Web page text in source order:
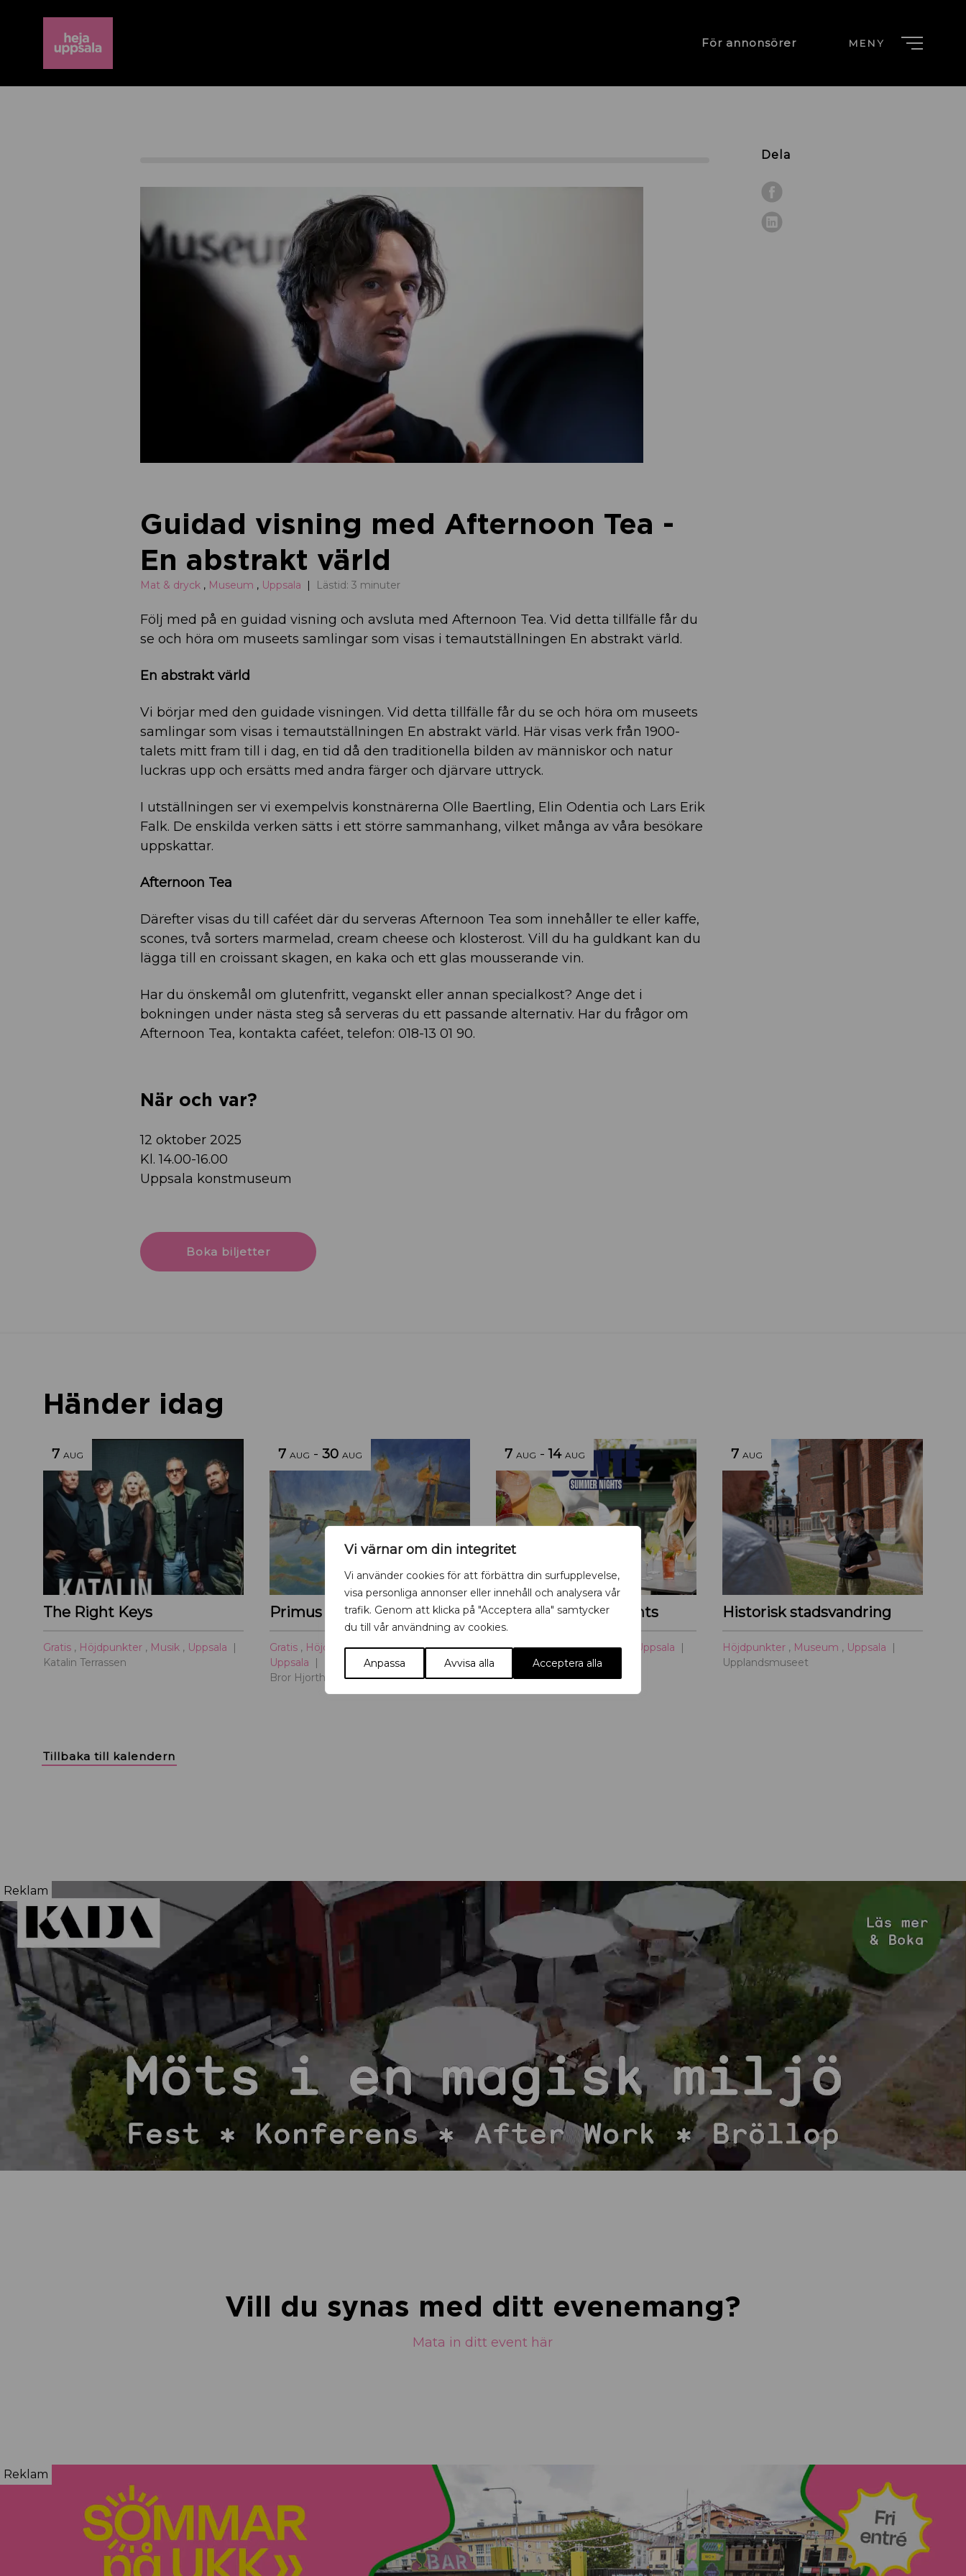
Vi värnar om din integritet
Vi använder cookies för att förbättra din surfupplevelse,
visa personliga annonser eller innehåll och analysera vår
trafik. Genom att klicka på "Acceptera alla" samtycker
du till vår användning av cookies.
Anpassa Avvisa alla Acceptera alla
För annonsörer MENY
Dela
Guidad visning med Afternoon Tea -
En abstrakt värld
Mat & dryck , Museum , Uppsala Lästid: 3 minuter
Följ med på en guidad visning och avsluta med Afternoon Tea. Vid detta tillfälle får du
se och höra om museets samlingar som visas i temautställningen En abstrakt värld.
En abstrakt värld
Vi börjar med den guidade visningen. Vid detta tillfälle får du se och höra om museets
samlingar som visas i temautställningen En abstrakt värld. Här visas verk från 1900-
talets mitt fram till i dag, en tid då den traditionella bilden av människor och natur
luckras upp och ersätts med andra färger och djärvare uttryck.
I utställningen ser vi exempelvis konstnärerna Olle Baertling, Elin Odentia och Lars Erik
Falk. De enskilda verken sätts i ett större sammanhang, vilket många av våra besökare
uppskattar.
Afternoon Tea
Därefter visas du till caféet där du serveras Afternoon Tea som innehåller te eller kaffe,
scones, två sorters marmelad, cream cheese och klosterost. Vill du ha guldkant kan du
lägga till en croissant skagen, en kaka och ett glas mousserande vin.
Har du önskemål om glutenfritt, veganskt eller annan specialkost? Ange det i
bokningen under nästa steg så serveras du ett passande alternativ. Har du frågor om
Afternoon Tea, kontakta caféet, telefon: 018-13 01 90.
När och var?
12 oktober 2025
Kl. 14.00-16.00
Uppsala konstmuseum
Boka biljetter
Händer idag
7 AUG
The Right Keys
Gratis , Höjdpunkter , Musik , Uppsala
Katalin Terrassen
7 AUG - 30 AUG
Primus Mortimer Pettersson
Gratis , Höjdpunkter,Konst,Museum,
Uppsala
Bror Hjorths Hus
7 AUG -14 AUG
Bonté Summer Nights
Höjdpunkter,Mat & dryck
Uppsala
Bonté Brasserie & Bar
7 AUG
Historisk stadsvandring
Höjdpunkter , Museum , Uppsala
Upplandsmuseet
Tillbaka till kalendern
Reklam
Vill du synas med ditt evenemang?
Mata in ditt event här
Reklam